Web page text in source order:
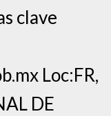
clave
Loc:FR,
DE